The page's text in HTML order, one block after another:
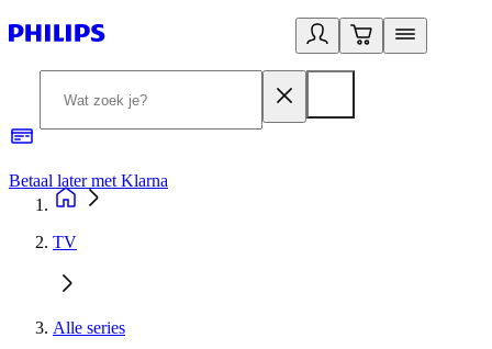
Betaal later met Klarna
TV
Alle series